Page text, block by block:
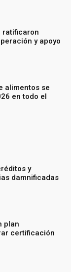
ratificaron
y apoyo
alimentos se
en todo el
y
damnificadas
plan
certificación